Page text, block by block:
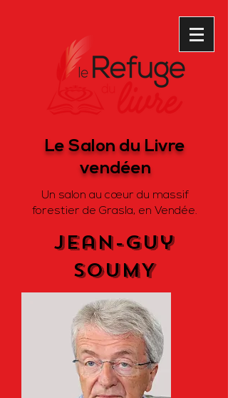
Le Salon du Livre
vendéen
Un salon au cœur du massif
forestier de Grasla, en Vendée.
Jean-Guy
SOUMY